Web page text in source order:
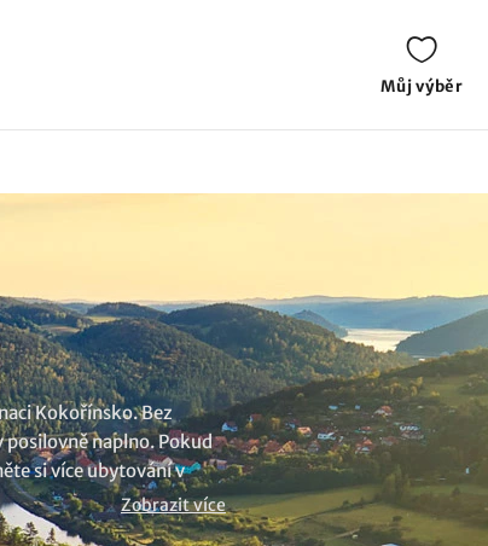
Můj výběr
Kokořínsko. Bez
naplno. Pokud
si víceubytování v
Zobrazit více